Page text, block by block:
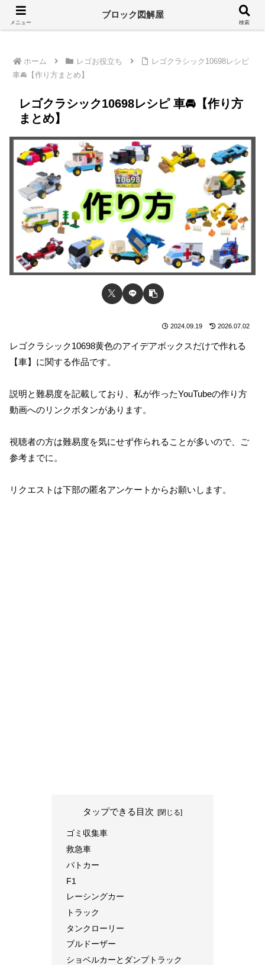
溢れるレゴ情報をシンプルに
ホーム レゴお役立ち
レゴクラシック10698レシピ
車🚘【作り方まとめ】
レゴクラシック10698レシピ 車🚘【作り方
まとめ】
2024.09.19 2026.07.02
レゴクラシック10698黄色のアイデアボックスだけで作れる
【車】に関する作品です。
説明と難易度を記載しており、私が作ったYouTubeの作り方
動画へのリンクボタンがあります。
視聴者の方は難易度を気にせず作られることが多いので、ご
参考までに。
リクエストは下部の匿名アンケートからお願いします。
タップできる目次
ゴミ収集車
救急車
パトカー
F1
レーシングカー
トラック
タンクローリー
ブルドーザー
ショベルカーとダンプトラック
メニュー
ブロック図解屋
検索